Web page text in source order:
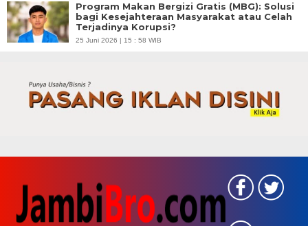
Program Makan Bergizi Gratis (MBG): Solusi
bagi Kesejahteraan Masyarakat atau Celah
Terjadinya Korupsi?
25 Juni 2026 | 15 : 58 WIB